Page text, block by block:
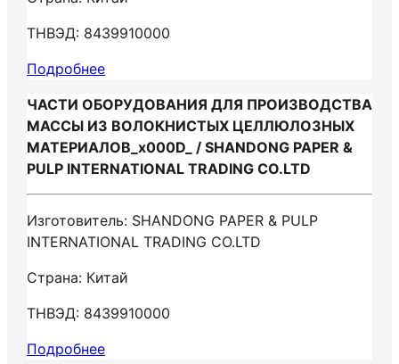
ТНВЭД: 8439910000
Подробнее
ЧАСТИ ОБОРУДОВАНИЯ ДЛЯ ПРОИЗВОДСТВА
МАССЫ ИЗ ВОЛОКНИСТЫХ ЦЕЛЛЮЛОЗНЫХ
МАТЕРИАЛОВ_x000D_ / SHANDONG PAPER &
PULP INTERNATIONAL TRADING CO.LTD
Изготовитель: SHANDONG PAPER & PULP
INTERNATIONAL TRADING CO.LTD
Страна: Китай
ТНВЭД: 8439910000
Подробнее